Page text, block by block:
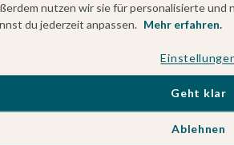
nutzen wir sie für personalisierte
du jederzeit anpassen. Mehr erfahren.
Ablehnen
Geht klar